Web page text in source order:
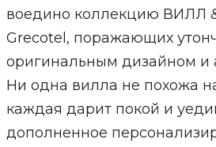
воедино коллекцию
Grecotel, поражающих
оригинальным дизайном и
Ни одна вилла не похожа
каждая дарит покой и
дополненное